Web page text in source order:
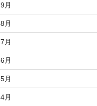
月
月
月
月
月
月